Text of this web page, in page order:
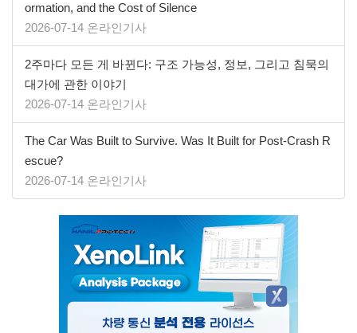
ormation, and the Cost of Silence
2026-07-14 온라인기사
2주마다 모든 게 바뀐다: 구조 가능성, 정보, 그리고 침묵의
대가에 관한 이야기
2026-07-14 온라인기사
The Car Was Built to Survive. Was It Built for Post-Crash R
escue?
2026-07-14 온라인기사